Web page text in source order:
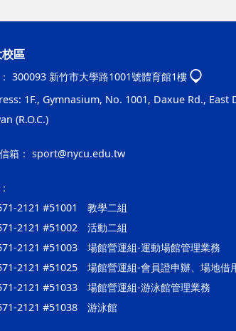
區
300093 新竹市大學路1001號體育館1樓
1F., Gymnasium, No. 1001, Daxue Rd., East
(R.O.C.)
箱： sport@nycu.edu.tw
2121 #51001 教學二組
2121 #51002 活動二組
2121 #51003 場館營運組-運動場館管理業務
2121 #51025 場館營運組-會員證申辦、場地借
2121 #51033 場館營運組-游泳館管理業務
2121 #51038 游泳館